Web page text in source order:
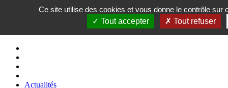
Actualités
Ce site utilise des cookies et vous donne le contrôle sur
Tout accepter
Tout refuser